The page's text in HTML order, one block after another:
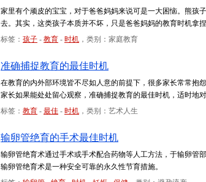
家里有个顽皮的宝宝，对于爸爸妈妈来说可是一大困恼。熊孩
去。其实，这类孩子本质并不坏，只是爸爸妈妈的教育时机拿
标签： 孩子 - 教育 - 时机 ，类别：家庭教育
准确捕捉教育的最佳时机
在教育的内外部环境皆不尽如人意的前提下，很多家长常常抱
家长如果能处处留心观察，准确捕捉教育的最佳时机，适时地
标签： 教育 - 最佳 - 时机 ，类别：艺术人生
输卵管绝育的手术最佳时机
输卵管绝育术通过手术或手术配合药物等人工方法，于输卵管
输卵管绝育术是一种安全可靠的永久性节育措施。